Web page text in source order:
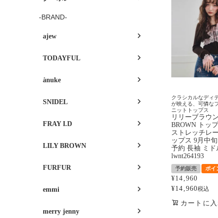
-BRAND-
ajew
TODAYFUL
ànuke
SNIDEL
FRAY I.D
LILY BROWN
FURFUR
emmi
merry jenny
クラシカルなディ
が映える、可憐な
ニットトップス
リリーブラウ
BROWN トッ
ストレッチレ
ップス 9月中
予約 長袖 ミド
lwnt264193
予約販売 ポイ
¥14,960
¥14,960税込
カートに